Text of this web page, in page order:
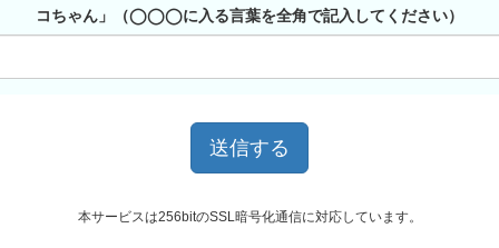
コちゃん」（◯◯◯に入る言葉を全角で記入してください）
本サービスは256bitのSSL暗号化通信に対応しています。